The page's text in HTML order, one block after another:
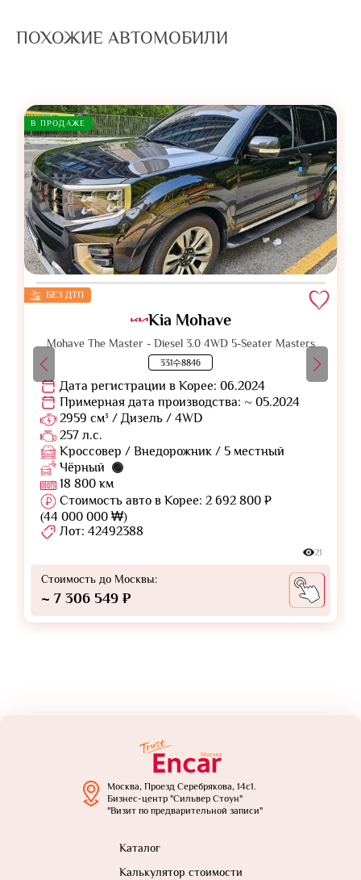
ПОХОЖИЕ АВТОМОБИЛИ
В ПРОДАЖЕ
БЕЗ ДТП
Kia Mohave
Mohave The Master - Diesel 3.0 4WD 5-Seater Masters
331수8846
Дата регистрации в Корее: 06.2024
Примерная дата производства: ~ 05.2024
2959 см³ / Дизель / 4WD
257 л.с.
Кроссовер / Внедорожник / 5 местный
Чёрный
18 800 км
Стоимость авто в Корее: 2 692 800 ₽
(44 000 000 ₩)
Лот: 42492388
21
Стоимость до Москвы:
~ 7 306 549 ₽
Москва, Проезд Серебрякова, 14с1.
Бизнес-центр "Сильвер Стоун"
"Визит по предварительной записи"
Каталог
Калькулятор стоимости